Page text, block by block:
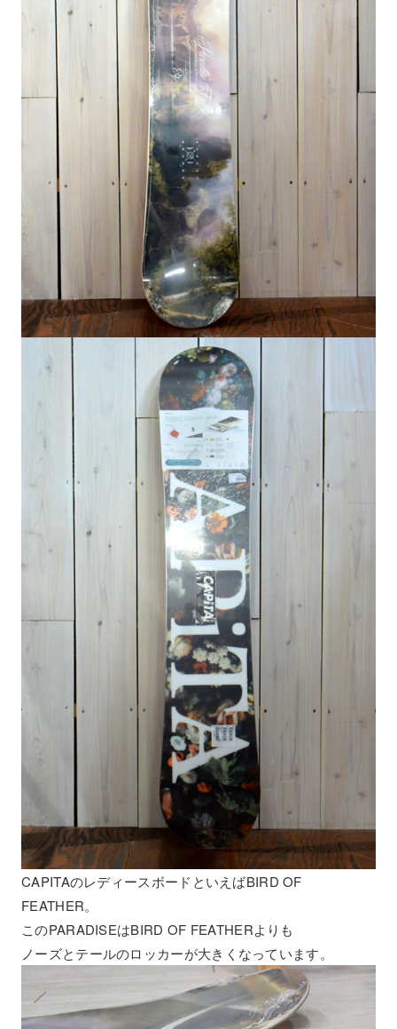
CAPITAのレディースボードといえばBIRD OF
FEATHER。
このPARADISEはBIRD OF FEATHERよりも
ノーズとテールのロッカーが大きくなっています。